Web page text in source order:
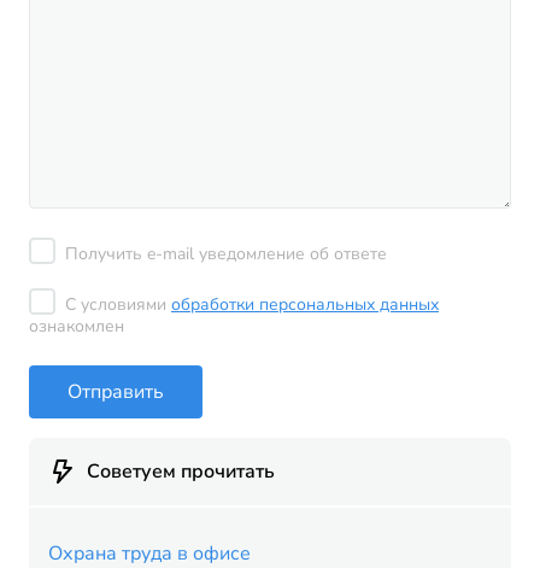
Получить e-mail уведомление об ответе
С условиями обработки персональных данных
ознакомлен
Отправить
Советуем прочитать
Охрана труда в офисе